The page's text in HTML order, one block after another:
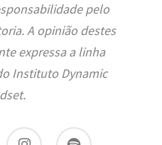
pelo
A opinião destes
expressa a linha
Instituto Dynamic
instagram spotify